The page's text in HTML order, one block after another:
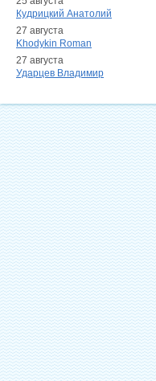
Кудрицкий Анатолий
27 августа
Khodykin Roman
27 августа
Ударцев Владимир